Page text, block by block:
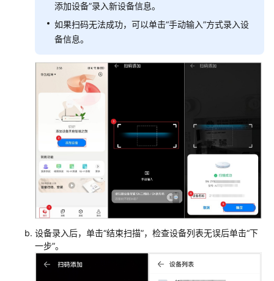
入
AP
网
场
景
AR+核
心
交
换
添加设备”录入新设备信息。
如果扫码无法成功，可以单击“手动输入”方式录入设
备信息。
设备录入后，单击“结束扫描”，检查设备列表无误后单击“下
一步”。